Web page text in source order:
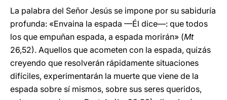
La palabra del Señor Jesús se impone por su sabiduría
profunda: «Envaina la espada —Él dice—: que todos
los que empuñan espada, a espada morirán» (Mt
26,52). Aquellos que acometen con la espada, quizás
creyendo que resolverán rápidamente situaciones
difíciles, experimentarán la muerte que viene de la
espada sobre sí mismos, sobre sus seres queridos,